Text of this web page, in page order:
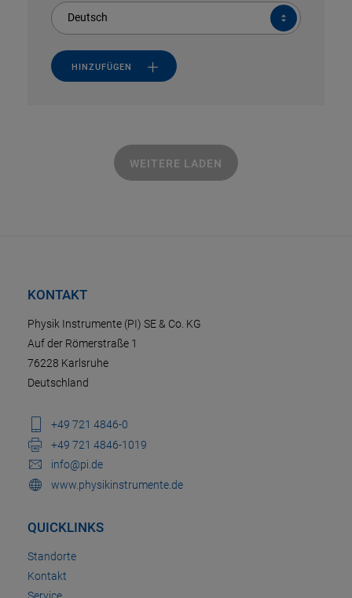
Deutsch
HINZUFÜGEN
WEITERE LADEN
KONTAKT
Physik Instrumente (PI) SE & Co. KG
Auf der Römerstraße 1
76228 Karlsruhe
Deutschland
+49 721 4846-0
+49 721 4846-1019
info@pi.de
www.physikinstrumente.de
QUICKLINKS
Standorte
Kontakt
Service